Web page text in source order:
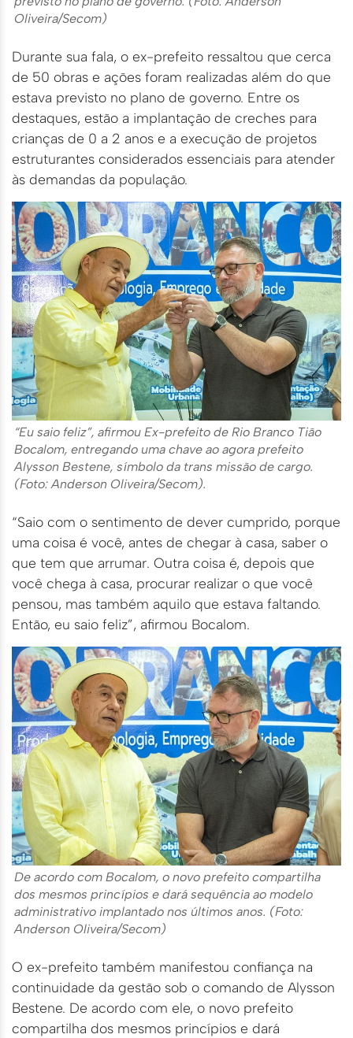
Oliveira/Secom)
Durante sua fala, o ex-prefeito ressaltou que cerca
de 50 obras e ações foram realizadas além do que
estava previsto no plano de governo. Entre os
destaques, estão a implantação de creches para
crianças de 0 a 2 anos e a execução de projetos
estruturantes considerados essenciais para atender
às demandas da população.
“Eu saio feliz”, afirmou Ex-prefeito de Rio Branco Tião
Bocalom, entregando uma chave ao agora prefeito
Alysson Bestene, símbolo da trans missão de cargo.
(Foto: Anderson Oliveira/Secom).
“Saio com o sentimento de dever cumprido, porque
uma coisa é você, antes de chegar à casa, saber o
que tem que arrumar. Outra coisa é, depois que
você chega à casa, procurar realizar o que você
pensou, mas também aquilo que estava faltando.
Então, eu saio feliz”, afirmou Bocalom.
De acordo com Bocalom, o novo prefeito compartilha
dos mesmos princípios e dará sequência ao modelo
administrativo implantado nos últimos anos. (Foto:
Anderson Oliveira/Secom)
O ex-prefeito também manifestou confiança na
continuidade da gestão sob o comando de Alysson
Bestene. De acordo com ele, o novo prefeito
compartilha dos mesmos princípios e dará